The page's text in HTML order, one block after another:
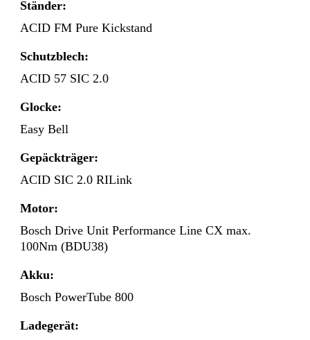
Ständer:
ACID FM Pure Kickstand
Schutzblech:
ACID 57 SIC 2.0
Glocke:
Easy Bell
Gepäckträger:
ACID SIC 2.0 RILink
Motor:
Bosch Drive Unit Performance Line CX max.
100Nm (BDU38)
Akku:
Bosch PowerTube 800
Ladegerät: